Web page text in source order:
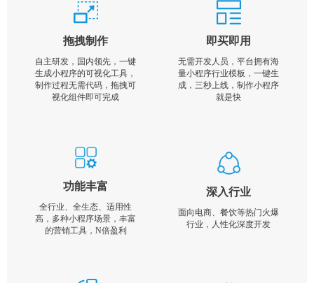
拖拽制作
自主研发，国内领先，一键
生成小程序的可视化工具，
制作过程无需代码，拖拽可
视化组件即可完成
即买即用
无需开发人员，平台拥有海
量小程序行业模板，一键生
成，三秒上线，制作小程序
就是快
功能丰富
全行业、全生态、适用性
高，多种小程序场景，丰富
的营销工具，N倍盈利
深入行业
面向电商、餐饮等热门火爆
行业，人性化深度开发